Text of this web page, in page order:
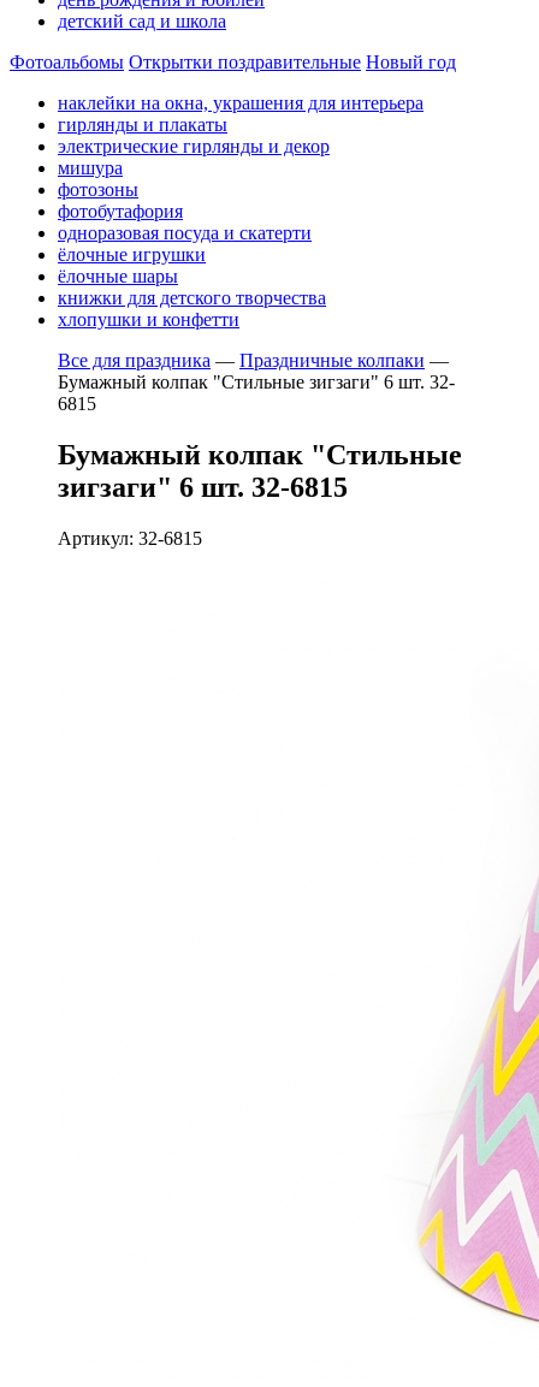
детский сад и школа
Фотоальбомы Открытки поздравительные Новый год
наклейки на окна, украшения для интерьера
гирлянды и плакаты
электрические гирлянды и декор
мишура
фотозоны
фотобутафория
одноразовая посуда и скатерти
ёлочные игрушки
ёлочные шары
книжки для детского творчества
хлопушки и конфетти
Все для праздника — Праздничные колпаки —
Бумажный колпак "Стильные зигзаги" 6 шт. 32-
6815
Бумажный колпак "Стильные
зигзаги" 6 шт. 32-6815
Артикул: 32-6815